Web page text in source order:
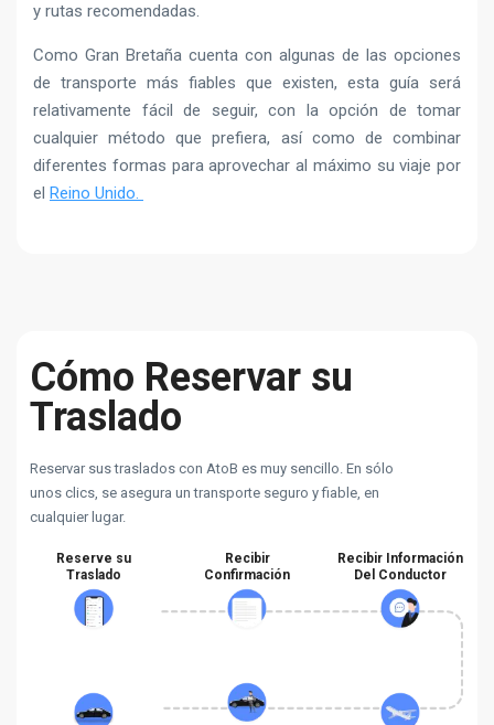
y rutas recomendadas.
Como Gran Bretaña cuenta con algunas de las opciones
de transporte más fiables que existen, esta guía será
relativamente fácil de seguir, con la opción de tomar
cualquier método que prefiera, así como de combinar
diferentes formas para aprovechar al máximo su viaje por
el Reino Unido.
Cómo Reservar su
Traslado
Reservar sus traslados con AtoB es muy sencillo. En sólo
unos clics, se asegura un transporte seguro y fiable, en
cualquier lugar.
Reserve su
Traslado
Recibir
Confirmación
Recibir Información
Del Conductor